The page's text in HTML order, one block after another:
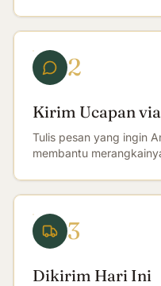
2
Kirim Ucapan
Tulis pesan yang ingin
membantu
3
Dikirim Hari Ini